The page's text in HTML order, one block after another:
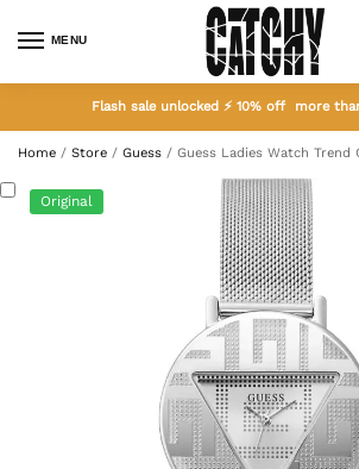
MENU
Flash sale unlocked ⚡ 10% off more
Home / Store / Guess / Guess Ladies Watch Trend
Original